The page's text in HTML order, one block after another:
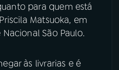
para quem está
Matsuoka, em
São Paulo.
às livrarias e é